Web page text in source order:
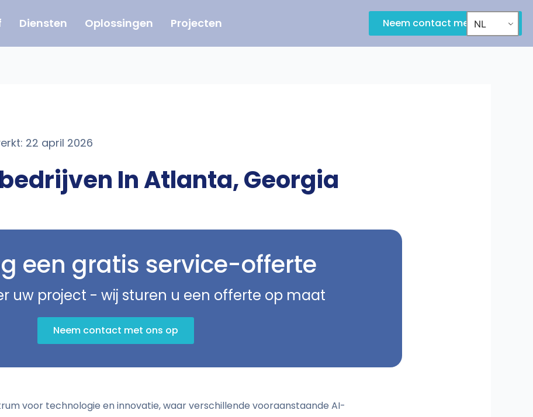
Diensten Oplossingen Projecten Neem contact met ons op
NL
22 april 2026
In Atlanta, Georgia
een gratis service-offerte
uw project - wij sturen u een offerte op maat
Neem contact met ons op
voor technologie en innovatie, waar verschillende vooraanstaande AI-